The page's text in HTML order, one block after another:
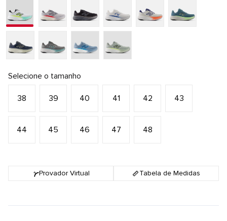
Selecione o tamanho
38 39 40 41 42 43
44 45 46 47 48
Provador Virtual Tabela de Medidas